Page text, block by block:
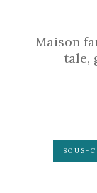
Maison
tale,
SOUS-